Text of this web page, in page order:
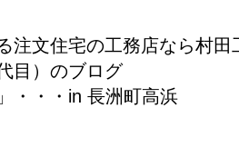
注文住宅の工務店なら村田
目）のブログ
・・・in 長洲町高浜